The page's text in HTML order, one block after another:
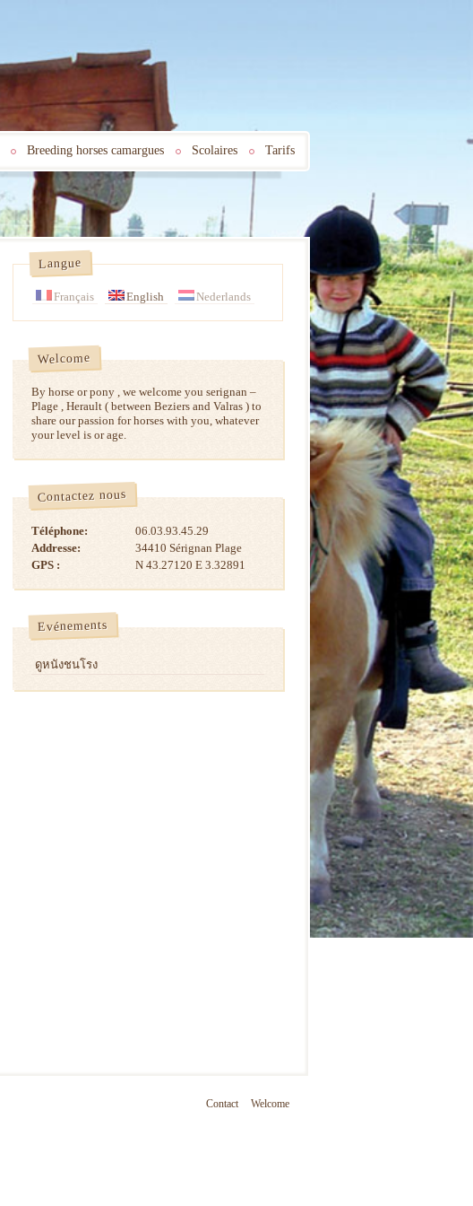
Breeding horses camargues Scolaires Tarifs
Langue
Français English Nederlands
Welcome
By horse or pony , we welcome you serignan –
Plage , Herault ( between Beziers and Valras ) to
share our passion for horses with you, whatever
your level is or age.
Contactez nous
Téléphone:
06.03.93.45.29
Addresse:
34410 Sérignan Plage
GPS :
N 43.27120 E 3.32891
Evénements
ดูหนังชนโรง
Welcome
Contact